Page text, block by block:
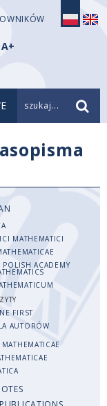
szukaj...
MATHEMATICI
ACADEMY
FIRST
AUTORÓW